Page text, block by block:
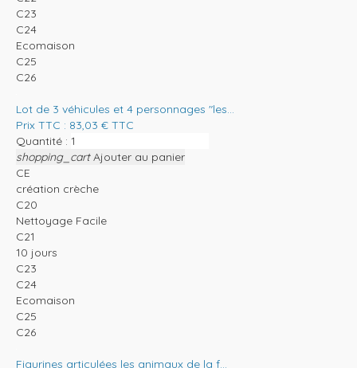
C23
C24
Ecomaison
C25
C26
Lot de 3 véhicules et 4 personnages "les...
Prix TTC : 83,03 € TTC
Quantité :
shopping_cart Ajouter au panier
CE
création crèche
C20
Nettoyage Facile
C21
10 jours
C23
C24
Ecomaison
C25
C26
Figurines articulées les animaux de la f...